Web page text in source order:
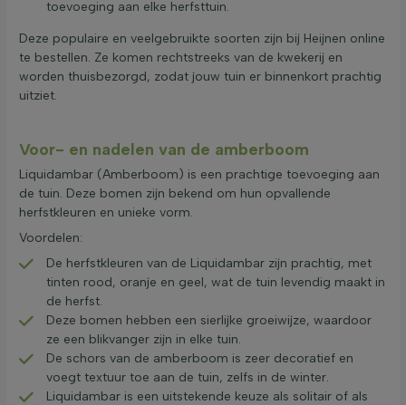
toevoeging aan elke herfsttuin.
Deze populaire en veelgebruikte soorten zijn bij Heijnen online
te bestellen. Ze komen rechtstreeks van de kwekerij en
worden thuisbezorgd, zodat jouw tuin er binnenkort prachtig
uitziet.
Voor- en nadelen van de amberboom
Liquidambar (Amberboom) is een prachtige toevoeging aan
de tuin. Deze bomen zijn bekend om hun opvallende
herfstkleuren en unieke vorm.
Voordelen:
De herfstkleuren van de Liquidambar zijn prachtig, met
tinten rood, oranje en geel, wat de tuin levendig maakt in
de herfst.
Deze bomen hebben een sierlijke groeiwijze, waardoor
ze een blikvanger zijn in elke tuin.
De schors van de amberboom is zeer decoratief en
voegt textuur toe aan de tuin, zelfs in de winter.
Liquidambar is een uitstekende keuze als solitair of als